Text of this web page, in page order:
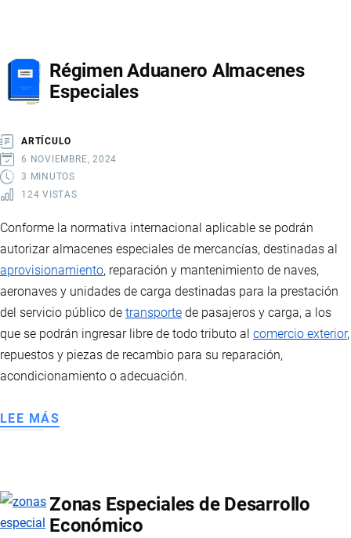
TRIBUTOS
Régimen Aduanero Almacenes
Especiales
ARTÍCULO
6 NOVIEMBRE, 2024
3 MINUTOS
124 VISTAS
Conforme la normativa internacional aplicable se podrán
autorizar almacenes especiales de mercancías, destinadas al
aprovisionamiento, reparación y mantenimiento de naves,
aeronaves y unidades de carga destinadas para la prestación
del servicio público de transporte de pasajeros y carga, a los
que se podrán ingresar libre de todo tributo al comercio exterior,
repuestos y piezas de recambio para su reparación,
acondicionamiento o adecuación.
LEE MÁS
ESPECIALES
Zonas Especiales de Desarrollo
Económico